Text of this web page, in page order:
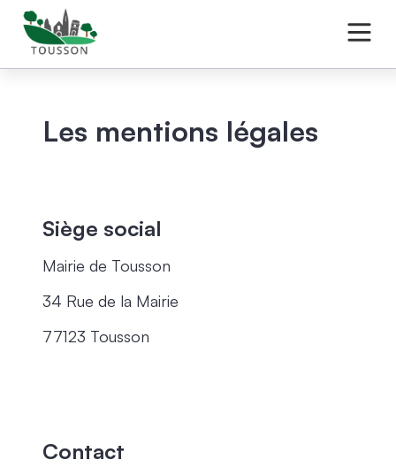
Les mentions légales
Siège social
Mairie de Tousson
34 Rue de la Mairie
77123 Tousson
Contact